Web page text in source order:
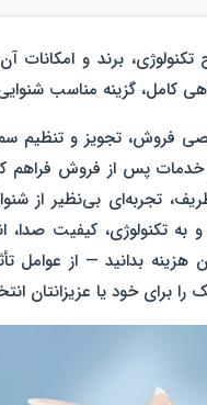
برند و امکاناتآن
کامل، گزینه مناسب
فروش، تجویز و تنظیم
خدمات پس از فروش فراهم
تجربه‌ای بی‌نظیر از
به تکنولوژی، کیفیت
هزینه بدانید — از
را برای خود یا عزیزانتان